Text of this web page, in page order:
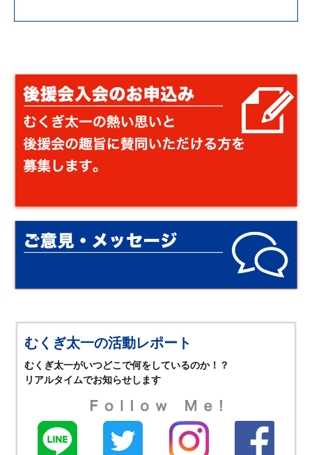
むくぎ太一の活動レポート
むくぎ太一がいつどこで何をしているのか！？
リアルタイムでお知らせします